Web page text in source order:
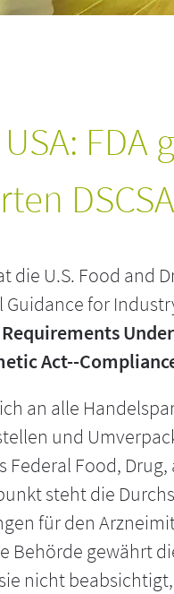
die U.S. Food and
Guidance for
Act--
an alle
und
Federal Food, Drug,
steht die
für den
Behörde gewährt
nicht